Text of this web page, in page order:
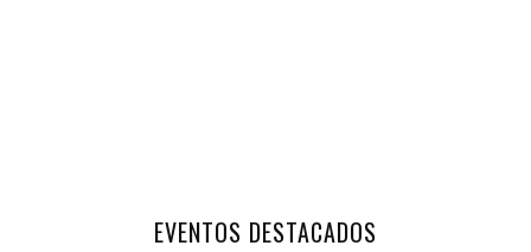
EVENTOS DESTACADOS